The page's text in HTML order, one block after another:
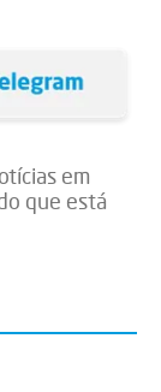
em
que está